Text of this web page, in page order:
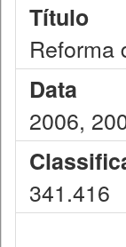
Título
Reforma
Data
2006,
341.416